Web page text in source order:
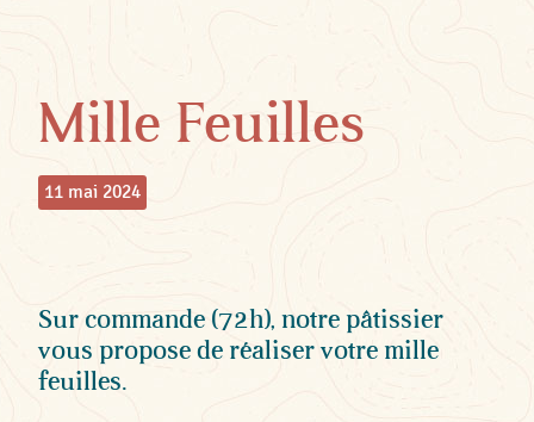
Mille Feuilles
11 mai 2024
Sur commande (72h), notre pâtissier
vous propose de réaliser votre mille
feuilles.